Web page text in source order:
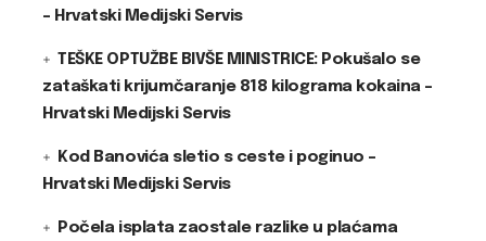
– Hrvatski Medijski Servis
TEŠKE OPTUŽBE BIVŠE MINISTRICE: Pokušalo se
zataškati krijumčaranje 818 kilograma kokaina –
Hrvatski Medijski Servis
Kod Banovića sletio s ceste i poginuo –
Hrvatski Medijski Servis
Počela isplata zaostale razlike u plaćama